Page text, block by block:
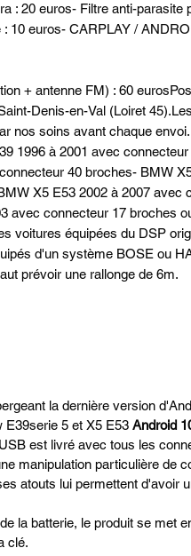
: 20 euros- Filtre anti-parasite
10 euros- CARPLAY /
+ antenne FM) : 60
Denis-en-Val (Loiret
nos soins avant chaque
1996 à 2001 avec
40 broches- BMW
X5 E53 2002 à 2007 avec
avec connecteur 17 broches
voitures équipées du DSP
d'un système BOSE ou
prévoir une rallonge de 6m.
la dernière version
E39serie 5 et X5 E53 Android
est livré avec tous les
manipulation particulière de
atouts lui permettent d'avoir
la batterie, le produit se met
clé.